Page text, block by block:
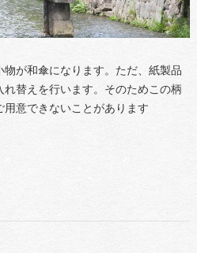
が和傘になります。ただ、紙製品
替えを行います。そのためこの柄
意できないことがあります